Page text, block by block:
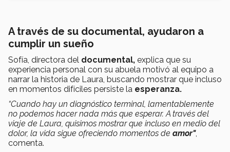
A través de su documental, ayudaron a
cumplir un sueño
Sofía, directora del documental, explica que su
experiencia personal con su abuela motivó al equipo a
narrar la historia de Laura, buscando mostrar que incluso
en momentos difíciles persiste la esperanza.
“Cuando hay un diagnóstico terminal, lamentablemente
no podemos hacer nada más que esperar. A través del
viaje de Laura, quisimos mostrar que incluso en medio del
dolor, la vida sigue ofreciendo momentos de amor",
comenta.